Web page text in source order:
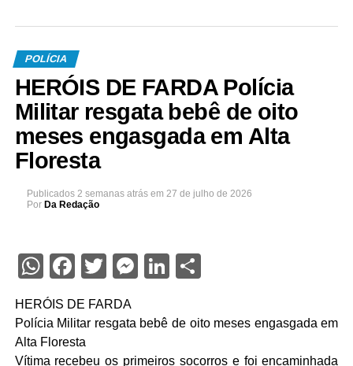
POLÍCIA
HERÓIS DE FARDA Polícia
Militar resgata bebê de oito
meses engasgada em Alta
Floresta
Publicados 2 semanas atrás em 27 de julho de 2026
Por Da Redação
WhatsApp
Facebook
Twitter
Messenger
LinkedIn
Share
HERÓIS DE FARDA
Polícia Militar resgata bebê de oito meses engasgada em
Alta Floresta
Vítima recebeu os primeiros socorros e foi encaminhada